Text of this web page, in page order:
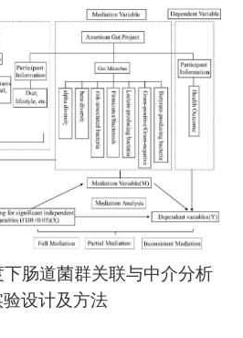
肠道菌群关联与中介分析
设计及方法